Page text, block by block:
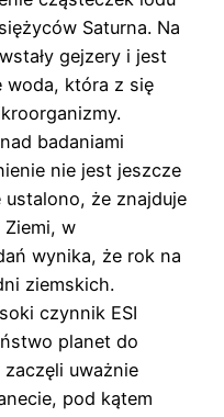
Saturna. Na
gejzery i jest
woda, która z się
badaniami
nie jest jeszcze
że znajduje
w
wynika, że rok na
ziemskich.
czynnik ESI
planet do
uważnie
pod kątem